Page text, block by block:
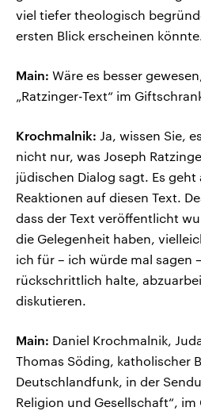
viel tiefer theologisch
ersten Blick erscheinen
Main: Wäre es besser
„Ratzinger-Text“ im
Krochmalnik: Ja, wissen Sie,
nicht nur, was Joseph
jüdischen Dialog sagt. Es
Reaktionen auf diesen Text.
dass der Text veröffentlicht
die Gelegenheit haben,
ich für – ich würde mal sagen
rückschrittlich halte,
diskutieren.
Main: Daniel Krochmalnik,
Thomas Söding, katholischer
Deutschlandfunk, in der
Religion und Gesellschaft“,